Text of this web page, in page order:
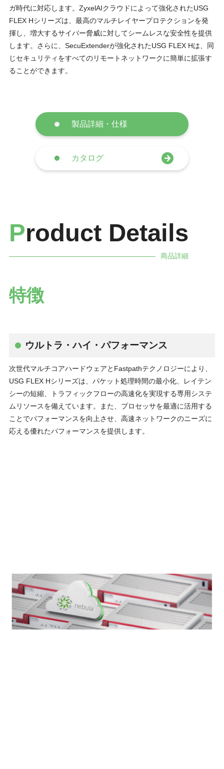
ガ時代に対応します。ZyxelAIクラウドによって強化されたUSG
FLEX Hシリーズは、最⾼のマルチレイヤープロテクションを発
揮し、増⼤するサイバー脅威に対してシームレスな安全性を提供
します。さらに、SecuExtenderが強化されたUSG FLEX Hは、同
じセキュリティをすべてのリモートネットワークに簡単に拡張す
ることができます。
製品詳細・仕様
カタログ
Product Details
商品詳細
特徴
ウルトラ・ハイ・パフォーマンス
次世代マルチコアハードウェアとFastpathテクノロジーにより、
USG FLEX Hシリーズは、パケット処理時間の最⼩化、レイテン
シーの短縮、トラフィックフローの⾼速化を実現する専⽤システ
ムリソースを備えています。また、プロセッサを最適に活⽤する
ことでパフォーマンスを向上させ、⾼速ネットワークのニーズに
応える優れたパフォーマンスを提供します。